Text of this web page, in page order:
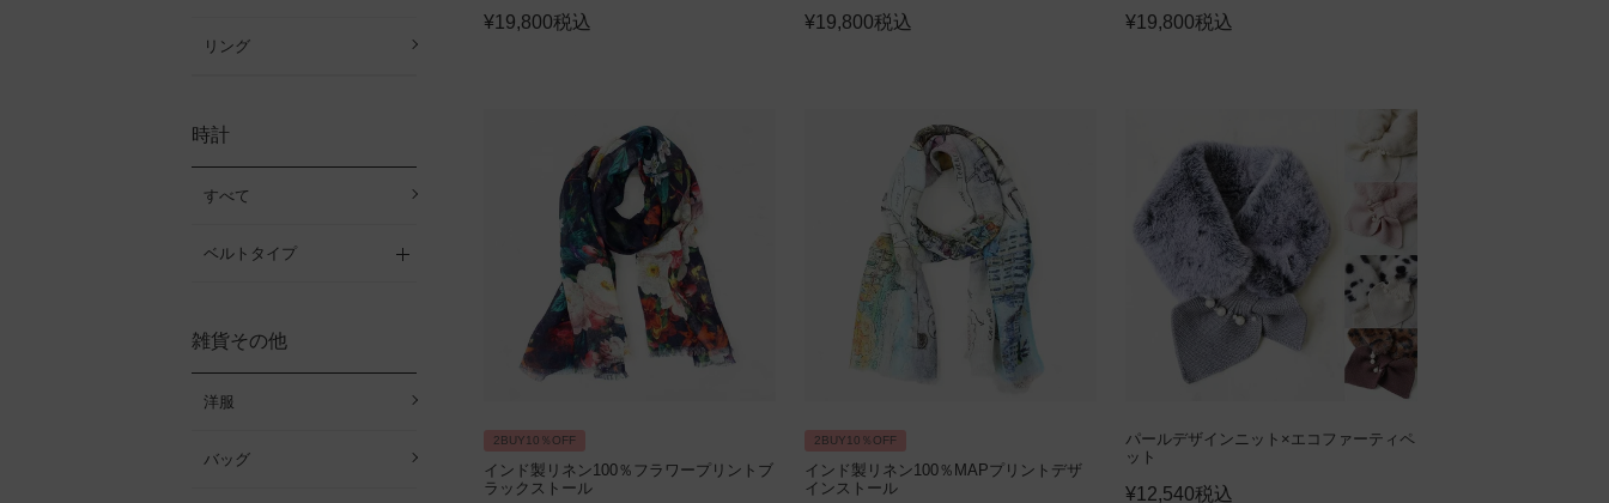
リング
時計
すべて
ベルトタイプ
雑貨その他
洋服
バッグ
¥19,800税込 ¥19,800税込 ¥19,800税込
2BUY10％OFF
インド製リネン100％フラワープリントブ
ラックストール
2BUY10％OFF
インド製リネン100％MAPプリントデザ
インストール
パールデザインニット×エコファーティペ
ット
¥12,540税込